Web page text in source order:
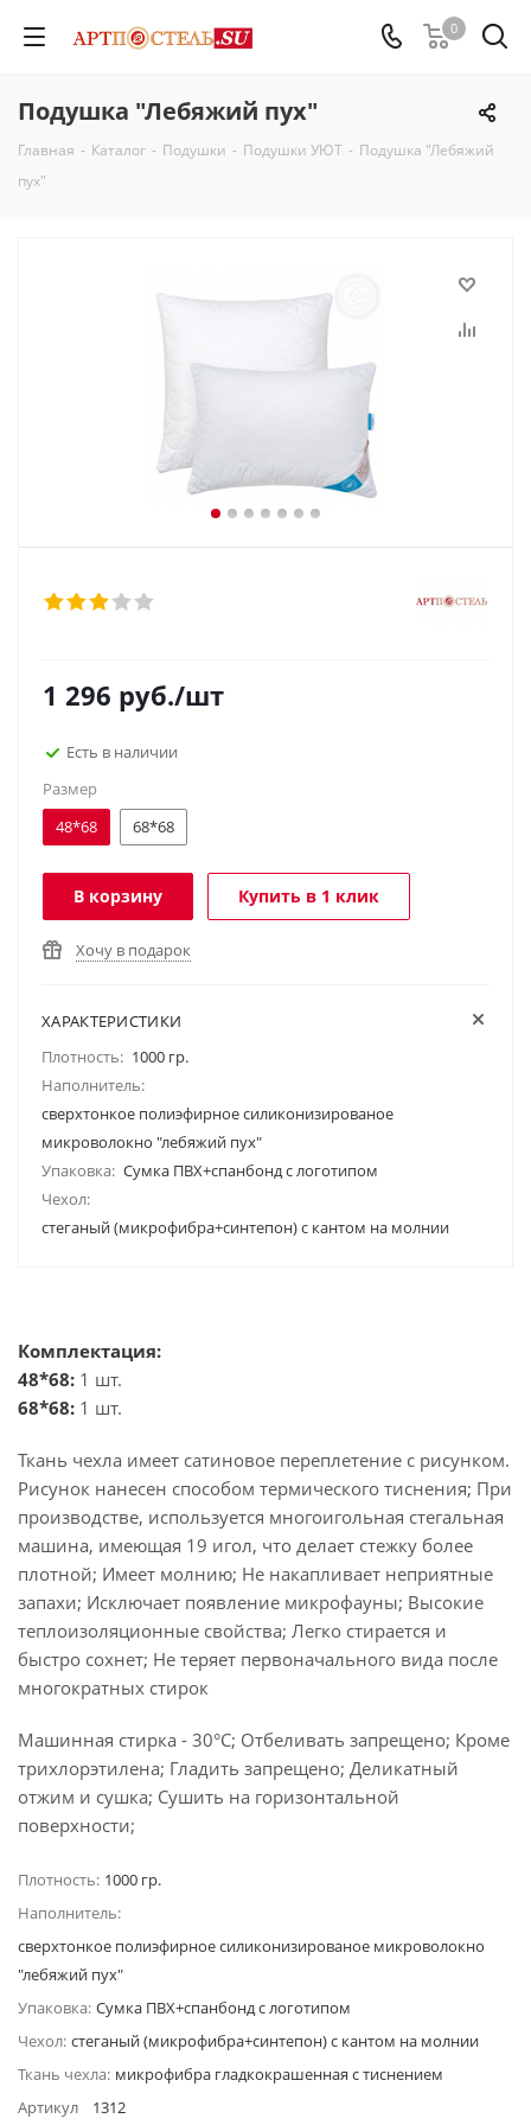
0
Подушка "Лебяжий пух"
Главная - Каталог - Подушки - Подушки УЮТ - Подушка "Лебяжий
пух"
1 296 руб./шт
Есть в наличии
Размер
48*68
68*68
В корзину Купить в 1 клик
Хочу в подарок
ХАРАКТЕРИСТИКИ
Плотность: 1000 гр.
Наполнитель:
сверхтонкое полиэфирное силиконизированое
микроволокно "лебяжий пух"
Упаковка: Сумка ПВХ+спанбонд с логотипом
Чехол:
стеганый (микрофибра+синтепон) с кантом на молнии
Комплектация:
48*68: 1 шт.
68*68: 1 шт.
Ткань чехла имеет сатиновое переплетение с рисунком.
Рисунок нанесен способом термического тиснения; При
производстве, используется многоигольная стегальная
машина, имеющая 19 игол, что делает стежку более
плотной; Имеет молнию; Не накапливает неприятные
запахи; Исключает появление микрофауны; Высокие
теплоизоляционные свойства; Легко стирается и
быстро сохнет; Не теряет первоначального вида после
многократных стирок
Машинная стирка - 30°C; Отбеливать запрещено; Кроме
трихлорэтилена; Гладить запрещено; Деликатный
отжим и сушка; Сушить на горизонтальной
поверхности;
Плотность: 1000 гр.
Наполнитель:
сверхтонкое полиэфирное силиконизированое микроволокно
"лебяжий пух"
Упаковка: Сумка ПВХ+спанбонд с логотипом
Чехол: стеганый (микрофибра+синтепон) с кантом на молнии
Ткань чехла: микрофибра гладкокрашенная с тиснением
Артикул
1312